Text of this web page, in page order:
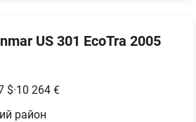
US 301 EcoTra 2005
$·10 264 €
район